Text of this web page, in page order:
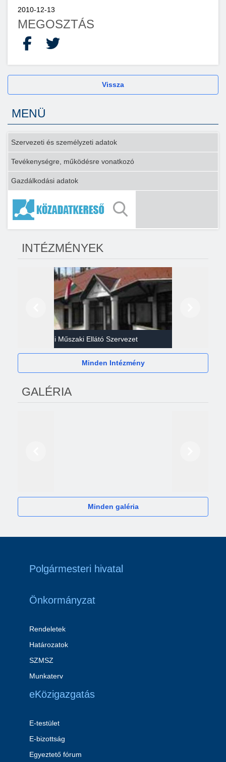
2010-12-13
MEGOSZTÁS
Facebook
X
Vissza
MENÜ
Szervezeti és személyzeti adatok
Tevékenységre, működésre vonatkozó
Gazdálkodási adatok
INTÉZMÉNYEK
Gazdasági Műszaki Ellátó Szervezet
Minden Intézmény
GALÉRIA
Minden galéria
Polgármesteri hivatal
Önkormányzat
Rendeletek
Határozatok
SZMSZ
Munkaterv
eKözigazgatás
E-testület
E-bizottság
Egyeztető fórum